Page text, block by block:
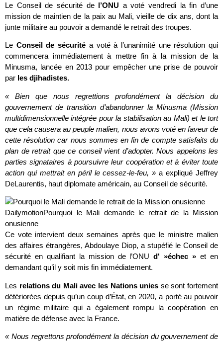
Le Conseil de sécurité de l’ONU a voté vendredi la fin d’une
mission de maintien de la paix au Mali, vieille de dix ans, dont la
junte militaire au pouvoir a demandé le retrait des troupes.
Le Conseil de sécurité a voté à l’unanimité une résolution qui
commencera immédiatement à mettre fin à la mission de la
Minusma, lancée en 2013 pour empêcher une prise de pouvoir
par les djihadistes.
« Bien que nous regrettions profondément la décision du
gouvernement de transition d’abandonner la Minusma (Mission
multidimensionnelle intégrée pour la stabilisation au Mali) et le tort
que cela causera au peuple malien, nous avons voté en faveur de
cette résolution car nous sommes en fin de compte satisfaits du
plan de retrait que ce conseil vient d’adopter. Nous appelons les
parties signataires à poursuivre leur coopération et à éviter toute
action qui mettrait en péril le cessez-le-feu, » a expliqué Jeffrey
DeLaurentis, haut diplomate américain, au Conseil de sécurité.
DailymotionPourquoi le Mali demande le retrait de la Mission
onusienne
Ce vote intervient deux semaines après que le ministre malien
des affaires étrangères, Abdoulaye Diop, a stupéfié le Conseil de
sécurité en qualifiant la mission de l’ONUd' »échec » et en
demandant qu’il y soit mis fin immédiatement.
Les relations du Mali avec les Nations unies se sont fortement
détériorées depuis qu’un coup d’État, en 2020, a porté au pouvoir
un régime militaire qui a également rompu la coopération en
matière de défense avec la France.
« Nous regrettons profondément la décision du gouvernement de